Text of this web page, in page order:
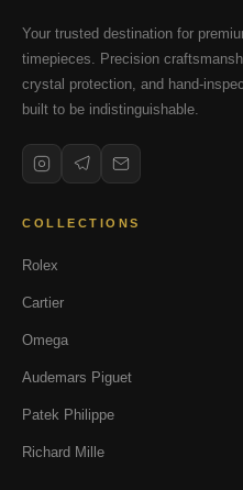
Your trusted destination for
timepieces. Precision
crystal protection, and hand-
built to be indistinguishable.
COLLECTIONS
Rolex
Cartier
Omega
Audemars Piguet
Patek Philippe
Richard Mille